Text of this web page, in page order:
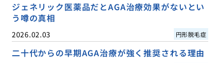
ジェネリック医薬品だとAGA治療効果がないとい
う噂の真相
2026.02.03 円形脱毛症
二十代からの早期AGA治療が強く推奨される理由